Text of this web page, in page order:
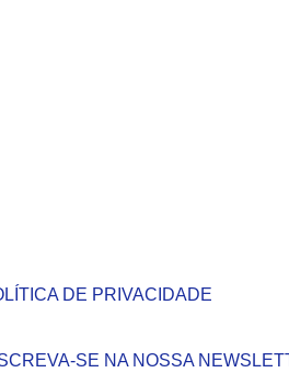
DE PRIVACIDADE
SE NA NOSSA